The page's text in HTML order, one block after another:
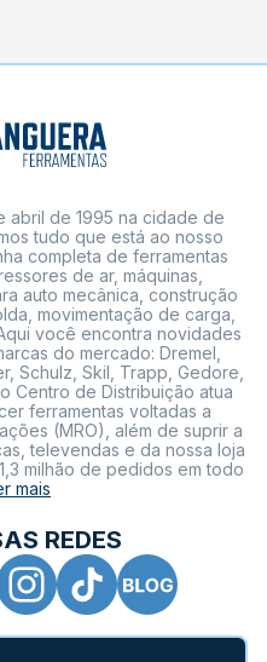
abril de 1995 na cidade de
tudo que está ao nosso
completa de ferramentas
de ar, máquinas,
auto mecânica, construção
movimentação de carga,
você encontra novidades
do mercado: Dremel,
Schulz, Skil, Trapp, Gedore,
Centro de Distribuição atua
ferramentas voltadas a
(MRO), além de suprir a
televendas e da nossa loja
milhão de pedidos em todo
mais
REDES